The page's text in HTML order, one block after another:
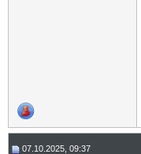
07.10.2025, 09:37